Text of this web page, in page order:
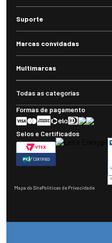
Suporte
Marcas convidadas
Multimarcas
Todas as categorias
Formas de pagamento
Selos e Certificados
Mapa do SitePolíticas de Privacidade